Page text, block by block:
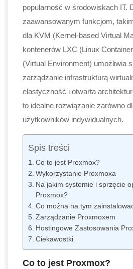
popularność w środowiskach IT.
zaawansowanym funkcjom,
dla KVM (Kernel-based Virtual
kontenerów LXC (Linux
(Virtual Environment) umożliwia
zarządzanie infrastrukturą
elastyczność i otwarta
to idealne rozwiązanie zarówno
użytkowników indywidualnych.
Spis treści
Co to jest Proxmox?
Wykorzystanie Proxmoxa
Na jakim systemie i sprzęcie
Proxmox?
Co można na tym
Zarządzanie Proxmoxem
Hostingowe Zastosowania
Ciekawostki
Co to jest Proxmox?